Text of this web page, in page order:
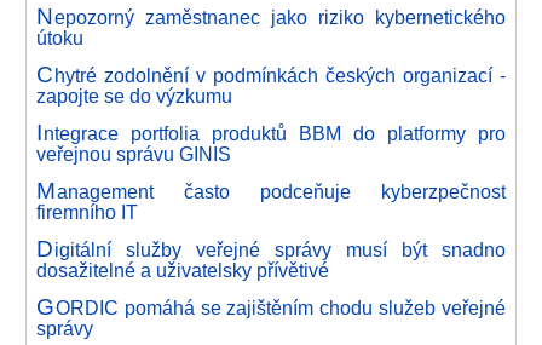
Nepozorný zaměstnanec jako riziko kybernetického
útoku
Chytré zodolnění v podmínkách českých organizací -
zapojte se do výzkumu
Integrace portfolia produktů BBM do platformy pro
veřejnou správu GINIS
Management často podceňuje kyberzpečnost
firemního IT
Digitální služby veřejné správy musí být snadno
dosažitelné a uživatelsky přívětivé
GORDIC pomáhá se zajištěním chodu služeb veřejné
správy